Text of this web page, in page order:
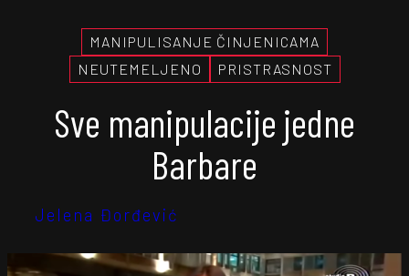
MANIPULISANJE ČINJENICAMA
NEUTEMELJENO
PRISTRASNOST
Sve manipulacije jedne
Barbare
Jelena Đorđević